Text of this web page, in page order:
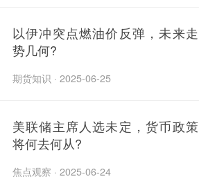
以伊冲突点燃油价反弹，未来走
势几何?​
期货知识 · 2025-06-25
美联储主席人选未定，货币政策
将何去何从?
焦点观察 · 2025-06-24